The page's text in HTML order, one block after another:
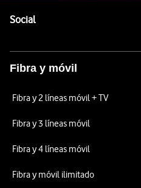
SocialEnlaces a las redes
Fibra y móvil
Fibra y 2 líneas móvil + TV
Fibra y 3 líneas móvil
Fibra y 4 líneas móvil
Fibra y móvil ilimitado